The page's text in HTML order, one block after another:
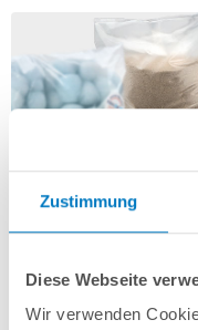
Zustimmung
Diese Webseite
Wir verwenden
Filterpflege